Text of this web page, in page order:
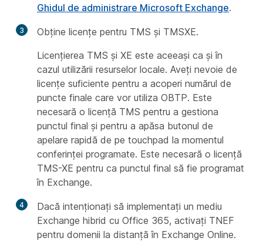
Ghidul de administrare Microsoft Exchange.
3
Obține licențe pentru TMS și TMSXE.
Licențierea TMS și XE este aceeași ca și în
cazul utilizării resurselor locale. Aveți nevoie de
licențe suficiente pentru a acoperi numărul de
puncte finale care vor utiliza OBTP. Este
necesară o licență TMS pentru a gestiona
punctul final și pentru a apăsa butonul de
apelare rapidă de pe touchpad la momentul
conferinței programate. Este necesară o licență
TMS-XE pentru ca punctul final să fie programat
în Exchange.
4
Dacă intenționați să implementați un mediu
Exchange hibrid cu Office 365, activați TNEF
pentru domenii la distanță în Exchange Online.